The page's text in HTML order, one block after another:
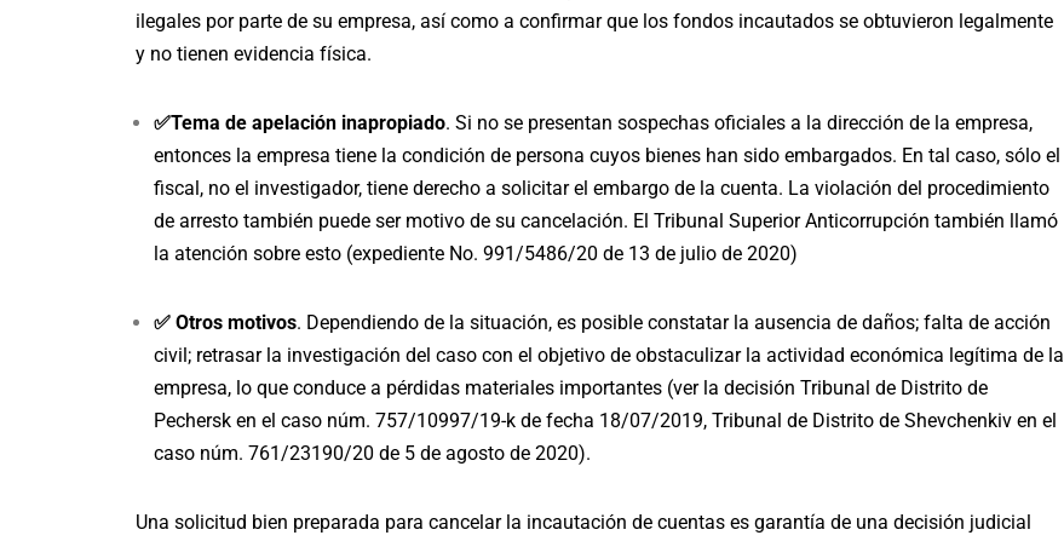
ilegales por parte de su empresa, así como a confirmar que los fondos incautados se obtuvieron legalmente
y no tienen evidencia física.
✅Tema de apelación inapropiado. Si no se presentan sospechas oficiales a la dirección de la empresa,
entonces la empresa tiene la condición de persona cuyos bienes han sido embargados. En tal caso, sólo el
fiscal, no el investigador, tiene derecho a solicitar el embargo de la cuenta. La violación del procedimiento
de arresto también puede ser motivo de su cancelación. El Tribunal Superior Anticorrupción también llamó
la atención sobre esto (expediente No. 991/5486/20 de 13 de julio de 2020)
✅ Otros motivos. Dependiendo de la situación, es posible constatar la ausencia de daños; falta de acción
civil; retrasar la investigación del caso con el objetivo de obstaculizar la actividad económica legítima de la
empresa, lo que conduce a pérdidas materiales importantes (ver la decisión Tribunal de Distrito de
Pechersk en el caso núm. 757/10997/19-k de fecha 18/07/2019, Tribunal de Distrito de Shevchenkiv en el
caso núm. 761/23190/20 de 5 de agosto de 2020).
Una solicitud bien preparada para cancelar la incautación de cuentas es garantía de una decisión judicial